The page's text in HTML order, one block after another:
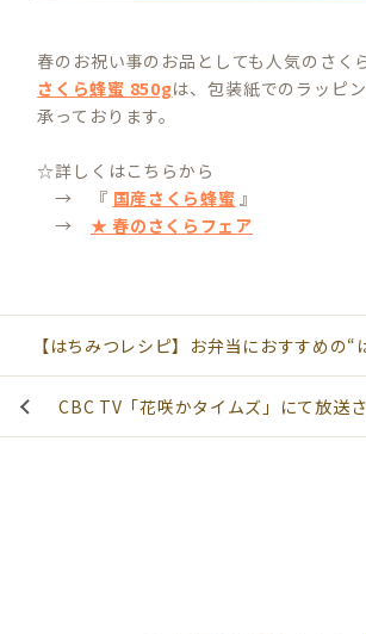
春のお祝い事のお品としても人気のさく
さくら蜂蜜 850gは、包装紙でのラッピ
承っております。
☆詳しくはこちらから
→ 『 国産さくら蜂蜜 』
→ ★ 春のさくらフェア
【はちみつレシピ】お弁当におすすめの“
CBC TV「花咲かタイムズ」にて放送